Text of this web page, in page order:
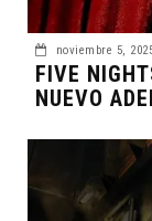
noviembre 5,
FIVE
NUEVO